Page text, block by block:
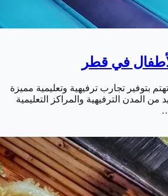
في قطر
بتوفير تجارب ترفيهية وتعليمية مميزة
المدن الترفيهية والمراكز التعليمية